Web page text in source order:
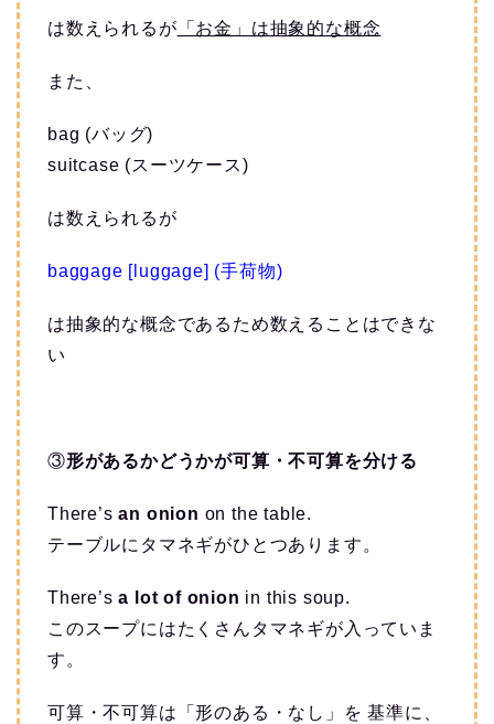
は数えられるが 「お金」は抽象的な概念
また、
bag (バッグ)
suitcase (スーツケース)
は数えられるが
baggage [luggage] (手荷物)
は抽象的な概念であるため数えることはできな
い
③形があるかどうかが可算・不可算を分ける
There’san onion on the table.
テーブルにタマネギがひとつあります。
There’sa lot of onion in this soup.
このスープにはたくさんタマネギが入っていま
す。
可算・不可算は「形のある・なし」を 基準に、